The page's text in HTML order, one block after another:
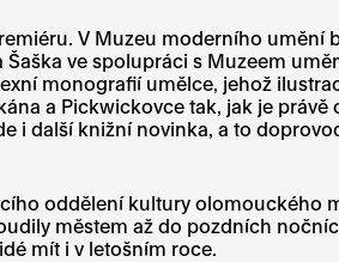
V Muzeu moderního
ve spolupráci s Muzeem
monografií umělce, jehož
a Pickwickovce tak, jak je
i další knižní novinka, a to
oddělení kultury olomouckého
městem až do pozdních
mít i v letošním roce.